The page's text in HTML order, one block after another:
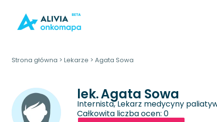
Strona główna > Lekarze > Agata Sowa
lek.Agata Sowa
Internista, Lekarz medycyny
Całkowita liczba ocen: 0